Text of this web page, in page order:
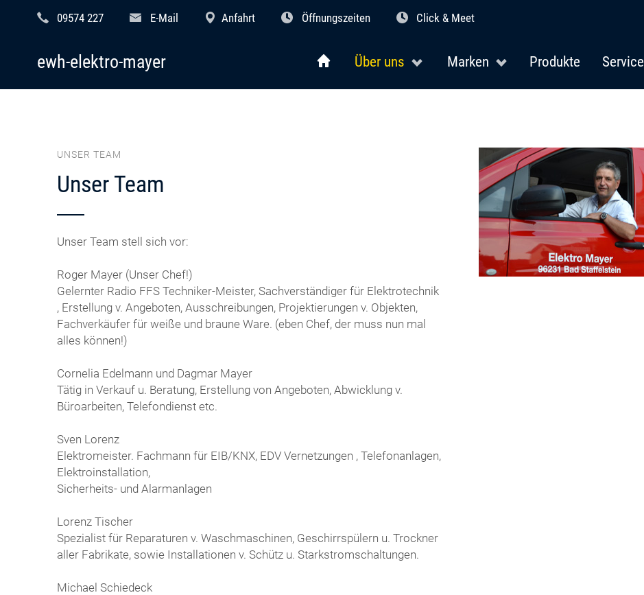
09574 227 E-Mail Anfahrt Öffnungszeiten Click & Meet
Über uns Marken Produkte Service
ewh-elektro-mayer
UNSER TEAM
Unser Team
Unser Team stell sich vor:
Roger Mayer (Unser Chef!)
Gelernter Radio FFS Techniker-Meister, Sachverständiger für Elektrotechnik
, Erstellung v. Angeboten, Ausschreibungen, Projektierungen v. Objekten,
Fachverkäufer für weiße und braune Ware. (eben Chef, der muss nun mal
alles können!)
Cornelia Edelmann und Dagmar Mayer
Tätig in Verkauf u. Beratung, Erstellung von Angeboten, Abwicklung v.
Büroarbeiten, Telefondienst etc.
Sven Lorenz
Elektromeister. Fachmann für EIB/KNX, EDV Vernetzungen , Telefonanlagen,
Elektroinstallation,
Sicherheits- und Alarmanlagen
Lorenz Tischer
Spezialist für Reparaturen v. Waschmaschinen, Geschirrspülern u. Trockner
aller Fabrikate, sowie Installationen v. Schütz u. Starkstromschaltungen.
Michael Schiedeck